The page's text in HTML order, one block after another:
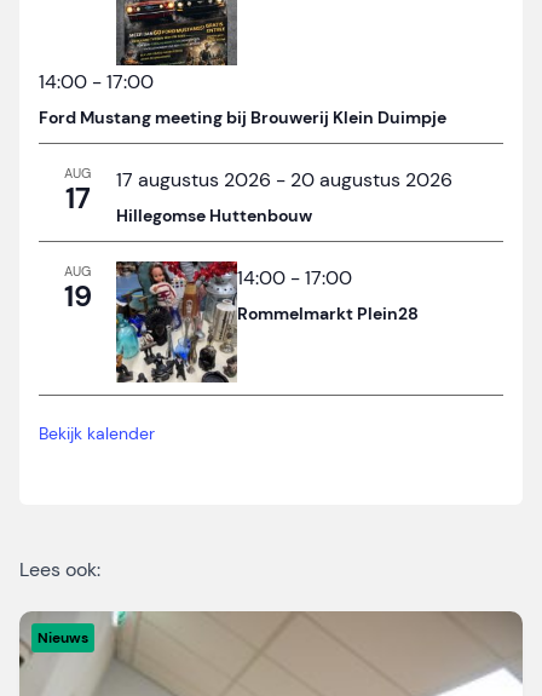
14:00 -17:00
Ford Mustang meeting bij Brouwerij Klein Duimpje
AUG
17 17 augustus 2026 - 20 augustus 2026
Hillegomse Huttenbouw
AUG
19 14:00 -17:00
Rommelmarkt Plein28
Bekijk kalender
Lees ook:
Nieuws